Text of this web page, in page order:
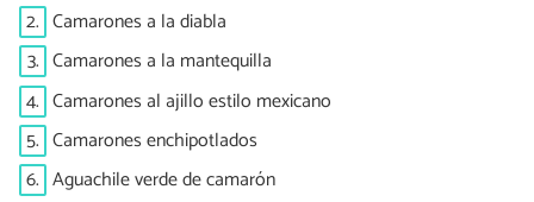
2. Camarones a la diabla
3. Camarones a la mantequilla
4. Camarones al ajillo estilo mexicano
5. Camarones enchipotlados
6. Aguachile verde de camarón